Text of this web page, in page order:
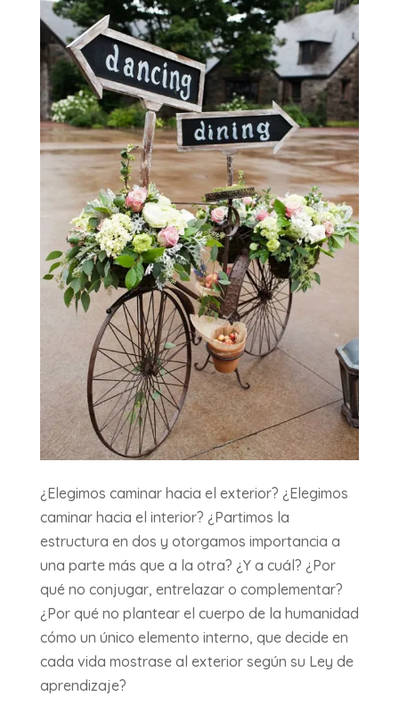
¿Elegimos caminar hacia el exterior? ¿Elegimos
caminar hacia el interior? ¿Partimos la
estructura en dos y otorgamos importancia a
una parte más que a la otra? ¿Y a cuál? ¿Por
qué no conjugar, entrelazar o complementar?
¿Por qué no plantear el cuerpo de la humanidad
cómo un único elemento interno, que decide en
cada vida mostrase al exterior según su Ley de
aprendizaje?